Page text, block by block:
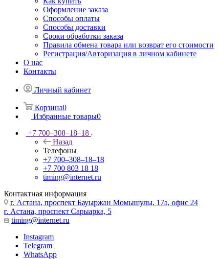
Оформление заказа
Способы оплаты
Способы доставки
Сроки обработки заказа
Правила обмена товара или возврат его стоимости
Регистрация/Авторизация в личном кабинете
О нас
Контакты
Личный кабинет
Корзина0
Избранные товары0
+7 700‒308‒18‒18
Назад
Телефоны
+7 700‒308‒18‒18
+7 700 803 18 18
timing@internet.ru
Контактная информация
г. Астана, проспект Бауыржан Момышулы, 17а, офис 24
г. Астана, проспект Сарыарка, 5
timing@internet.ru
Instagram
Telegram
WhatsApp